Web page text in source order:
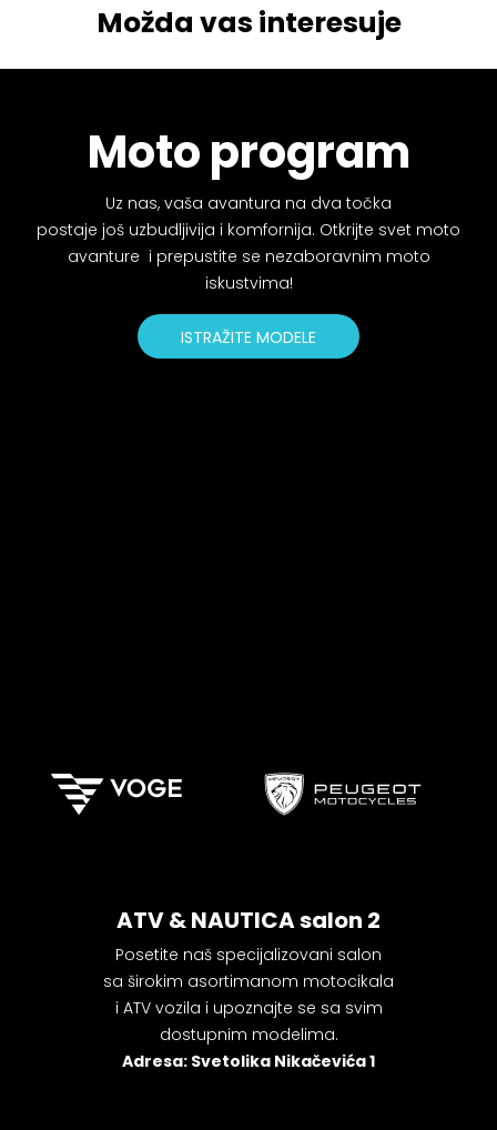
Možda vas interesuje
Moto program
Uz nas, vaša avantura na dva točka
postaje još uzbudljivija i komfornija. Otkrijte svet moto
avanture i prepustite se nezaboravnim moto
iskustvima!
ISTRAŽITE MODELE
ATV & NAUTICA salon 2
Posetite naš specijalizovani salon
sa širokim asortimanom motocikala
i ATV vozila i upoznajte se sa svim
dostupnim modelima.
Adresa: Svetolika Nikačevića 1